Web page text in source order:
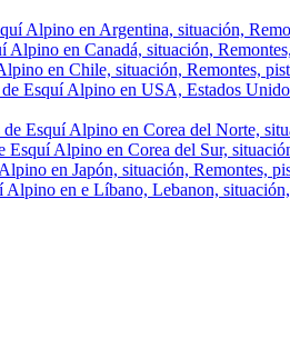
Alpino en Argentina, situación,
en Canadá, situación,
en Chile, situación, Remontes,
Esquí Alpino en USA, Estados
Esquí Alpino en Corea del Norte,
Esquí Alpino en Corea del Sur,
en Japón, situación, Remontes,
en e Líbano, Lebanon,